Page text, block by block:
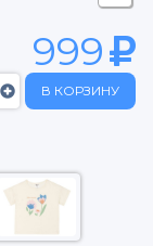
999
В КОРЗИНУ